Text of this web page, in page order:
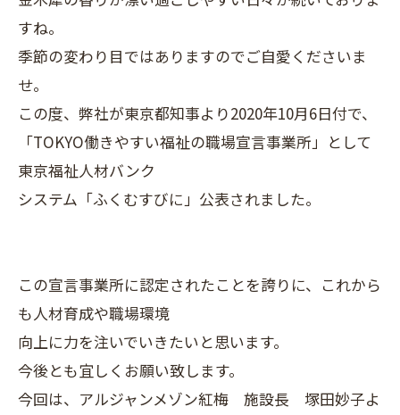
すね。
季節の変わり目ではありますのでご自愛くださいま
せ。
この度、弊社が東京都知事より2020年10月6日付で、
「TOKYO働きやすい福祉の職場宣言事業所」として
東京福祉人材バンク
システム「ふくむすびに」公表されました。
この宣言事業所に認定されたことを誇りに、これから
も人材育成や職場環境
向上に力を注いでいきたいと思います。
今後とも宜しくお願い致します。
今回は、アルジャンメゾン紅梅 施設長 塚田妙子よ